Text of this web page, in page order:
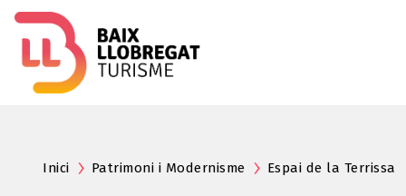
Inici Patrimoni i Modernisme Espai de la Terrissa